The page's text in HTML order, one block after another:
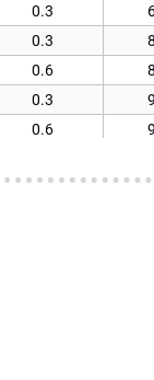
0.3
0.3
0.6
0.3
0.6
1